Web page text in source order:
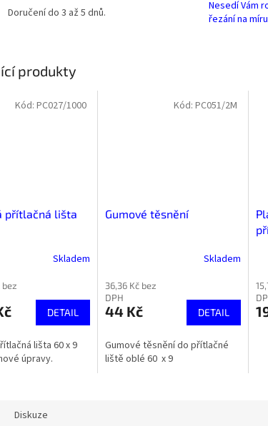
Doručení do 3 až 5 dnů.
Nesedí Vám
řezání na
produkty
přítlačná lišta
Skladem
bez
DETAIL
lišta 60 x 9
úpravy.
Kód: PC027/1000
Gumové těsnění
Skladem
36,36 Kč bez
DPH
44 Kč DETAIL
Gumové těsnění do přítlačné
liště oblé 60 x 9
Kód: PC051/2M
Diskuze